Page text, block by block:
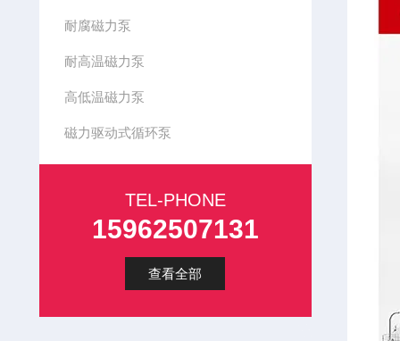
耐腐磁力泵
耐高温磁力泵
高低温磁力泵
磁力驱动式循环泵
TEL-PHONE
15962507131
查看全部